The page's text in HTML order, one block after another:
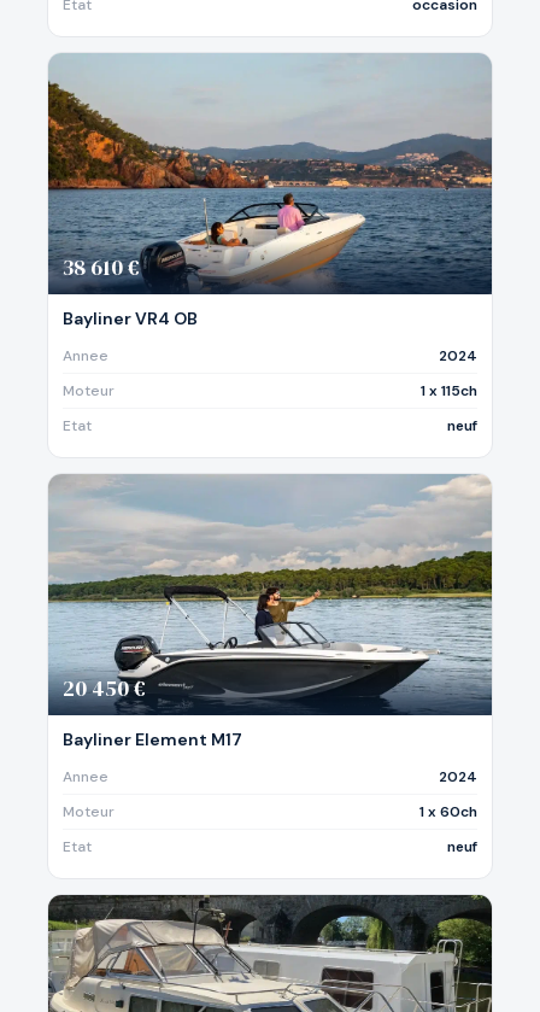
Etat occasion
38 610 €
Bayliner VR4 OB
Annee
2024
Moteur
1 x 115ch
Etat
neuf
20 450 €
Bayliner Element M17
Annee
2024
Moteur
1 x 60ch
Etat
neuf